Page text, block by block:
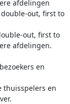
afdelingen
out, first to
out, first to
afdelingen.
en
thuisspelers en